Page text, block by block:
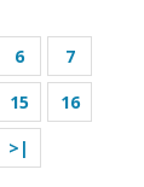
6
7
15
16
>|